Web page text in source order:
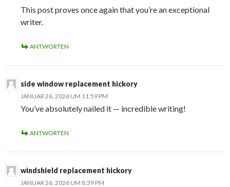
This post proves once again that you’re an exceptional
writer.
ANTWORTEN
side window replacement hickory
JANUAR 26, 2026 UM 11:59 PM
You’ve absolutely nailed it — incredible writing!
ANTWORTEN
windshield replacement hickory
JANUAR 26, 2026 UM 8:39 PM